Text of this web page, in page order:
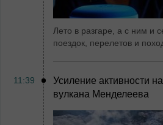
Лето в разгаре, а с ним и
поездок, перелетов и
11:39
Усиление активности
вулкана Менделеева